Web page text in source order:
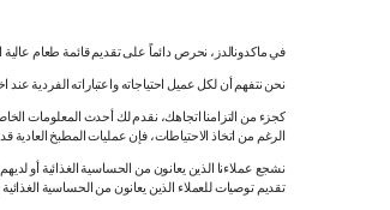
في ماكدونالدز، نحرص دائماً على تقديم قائمة طعام
نحن نتفهم أن لكل عميل احتياجاته واعتباراته الفردية
كجزء من التزامنا اتجاهك، نقدم لك أحدث المعلومات
الرغم من اتخاذ الاحتياطات، فإن عمليات المطبخ
نشجع عملاءنا الذين يعانون من الحساسية الغذائية أو
تقديم توصيات للعملاء الذين يعانون من الحساسية